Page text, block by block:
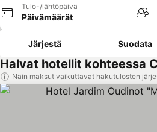
Tulo-/lähtöpäivä
Päivämäärät
Järjestä Suodata
Halvat hotellit kohteessa
Näin maksut vaikuttavat hakutulosten